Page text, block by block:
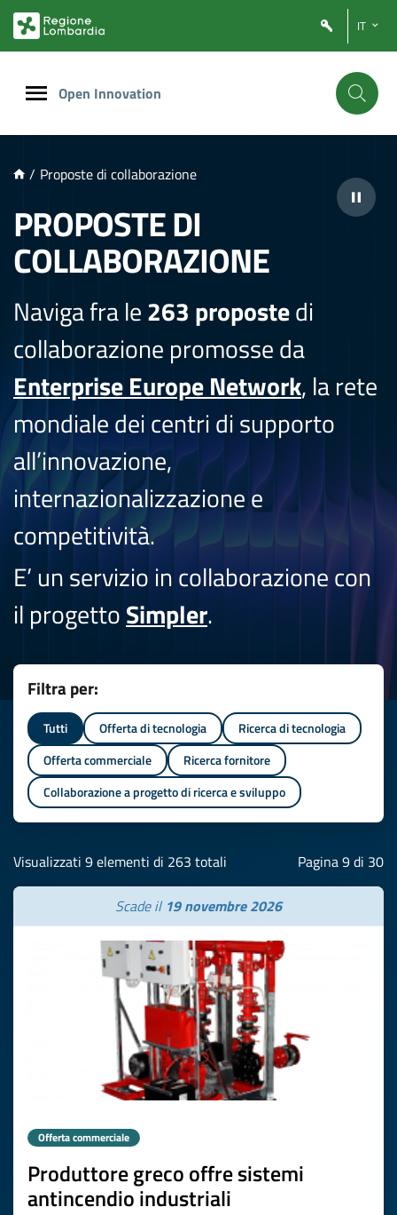
PRINCIPALE
IT
Open Innovation
/ Proposte di collaborazione
PROPOSTE DI
COLLABORAZIONE
Naviga fra le263 propostedi
collaborazione promosse da
Enterprise Europe Network, la rete
mondiale dei centri di supporto
all’innovazione,
internazionalizzazione e
competitività.
E’ un servizio in collaborazione con
il progettoSimpler.
Filtra per:
Tutti Offerta di tecnologia
Ricerca di tecnologia
Offerta commerciale
Ricerca fornitore
Collaborazione a progetto di ricerca e sviluppo
Visualizzati 9 elementi di 263 totali Pagina 9 di 30
Scade il 19 novembre 2026
Offerta commerciale
Produttore greco offre sistemi
antincendio industriali